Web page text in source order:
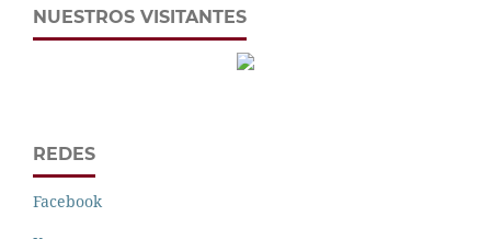
NUESTROS VISITANTES
REDES
Facebook